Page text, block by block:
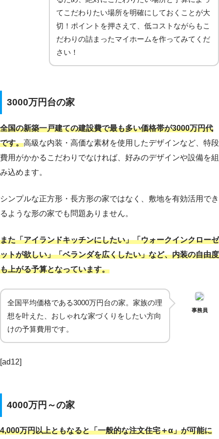
てこだわりたい場所を明確にしておくことが大
切！ポイントを押さえて、低コストながらもこ
だわりの詰まったマイホームを作ってみてくだ
さい！
3000万円台の家
全国の新築一戸建ての建設費で最も多い価格帯が3000万円代
です。高級な内装・高価な素材を使用したデザインなど、特段
費用がかかるこだわりでなければ、好みのデザインや設備を組
み込めます。
シンプルな正方形・長方形の家ではなく、敷地を有効活用でき
るような形の家でも問題ありません。
また「アイランドキッチンにしたい」「ウォークインクローゼ
ットが欲しい」「ベランダを広くしたい」など、内装の自由度
も上がる予算となっています。
全国平均価格である3000万円台の家。家族の理
想を叶えた、おしゃれな家づくりをしたい方向
けの予算費用です。
事務員
[ad12]
4000万円～の家
4,000万円以上ともなると「一般的な注文住宅＋α」が可能に